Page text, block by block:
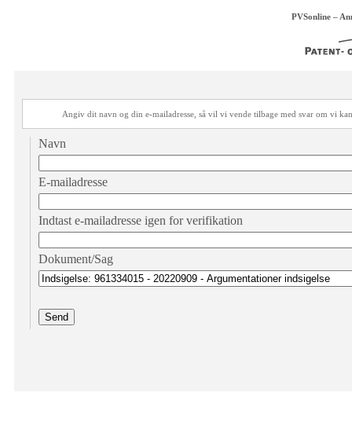
PVSonline –
Angiv dit navn og din e-mailadresse, så vil vi vende tilbage med svar om vi
Navn
E-mailadresse
Indtast e-mailadresse igen for verifikation
Dokument/Sag